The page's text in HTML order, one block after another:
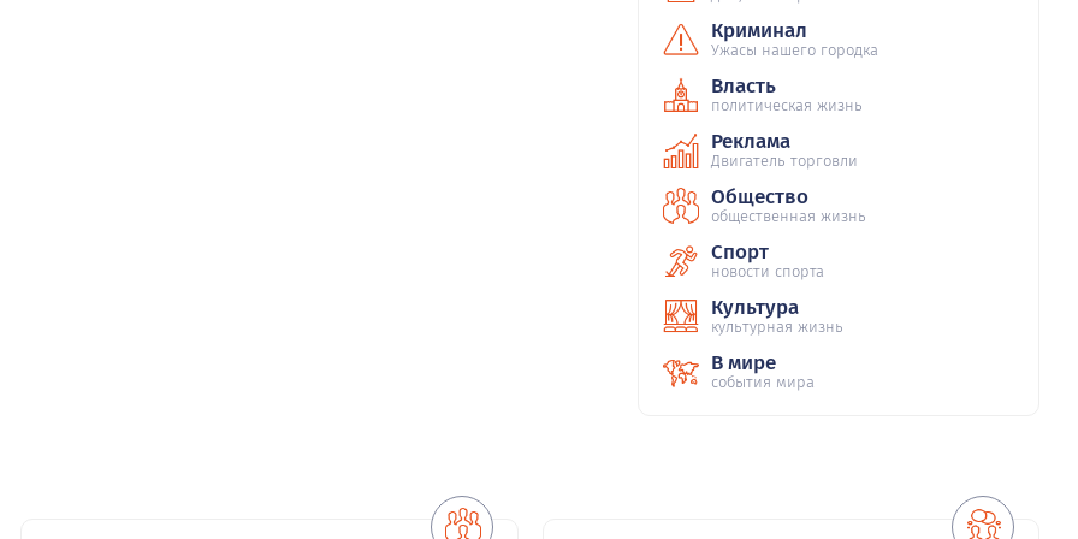
Криминал
Ужасы нашего городка
Власть
политическая жизнь
Реклама
Двигатель торговли
Общество
общественная жизнь
Спорт
новости спорта
Культура
культурная жизнь
В мире
события мира